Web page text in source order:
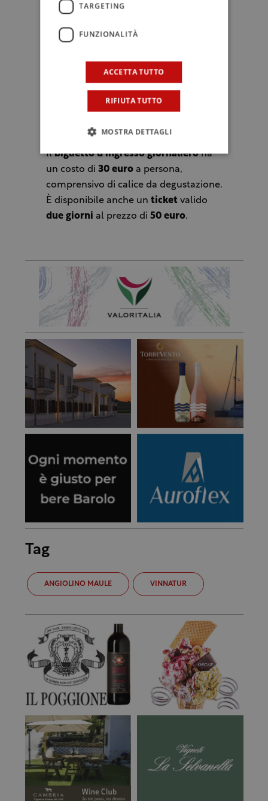
contesto riservato. A completare
l’offerta momenti di approfondimento
e confronto con alcune
che si terranno nelle giornate di
domenica 14 e lunedì 15 aprile. Sarà
sempre attiva un’area foodesterna e
Ilbiglietto d’ingresso giornalieroha
un costo di 30 euroa persona,
comprensivo di calice da degustazione.
È disponibile anche un ticketvalido
due giorni al prezzo di 50 euro.
Tag
ANGIOLINO MAULE VINNATUR
TARGETING
FUNZIONALITÀ
ACCETTA TUTTO
RIFIUTA TUTTO
MOSTRA DETTAGLI